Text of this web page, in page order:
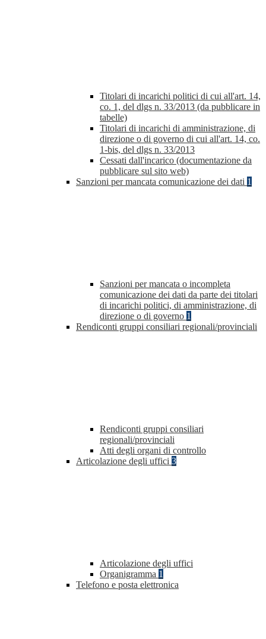
Titolari di incarichi politici di cui all'art. 14,
co. 1, del dlgs n. 33/2013 (da pubblicare in
tabelle)
Titolari di incarichi di amministrazione, di
direzione o di governo di cui all'art. 14, co.
1-bis, del dlgs n. 33/2013
Cessati dall'incarico (documentazione da
pubblicare sul sito web)
Sanzioni per mancata comunicazione dei dati 1
Sanzioni per mancata o incompleta
comunicazione dei dati da parte dei titolari
di incarichi politici, di amministrazione, di
direzione o di governo 1
Rendiconti gruppi consiliari regionali/provinciali
Rendiconti gruppi consiliari
regionali/provinciali
Atti degli organi di controllo
Articolazione degli uffici 3
Articolazione degli uffici
Organigramma 1
Telefono e posta elettronica